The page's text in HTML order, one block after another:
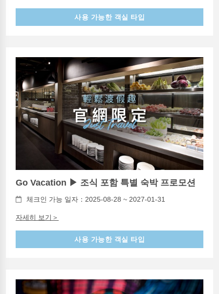
사용 가능한 객실 타입
Go Vacation ▶ 조식 포함 특별 숙박 프로모션
체크인 가능 일자：2025-08-28 ~ 2027-01-31
자세히 보기＞
사용 가능한 객실 타입